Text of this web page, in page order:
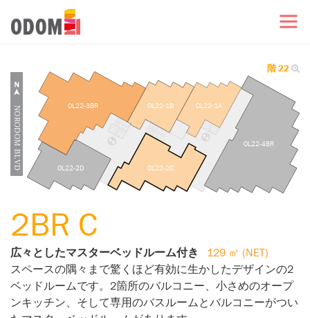
階 22
OL22-2D
OL22-4BR
OL22-1B
OL22-2C
OL22-1A
OL22-3BR
2BR C
広々としたマスターベッドルーム付き
129 ㎡ (NET)
スペースの隅々まで驚くほど有効に生かしたデザインの2
ベッドルームです。2箇所のバルコニー、小さめのオープ
ンキッチン、そして専用のバスルームとバルコニーがつい